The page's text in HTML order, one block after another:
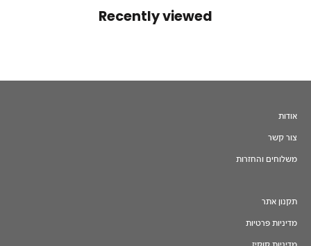
Recently viewed
אודות
צור קשר
משלוחים והחזרות
תקנון אתר
מדיניות פרטיות